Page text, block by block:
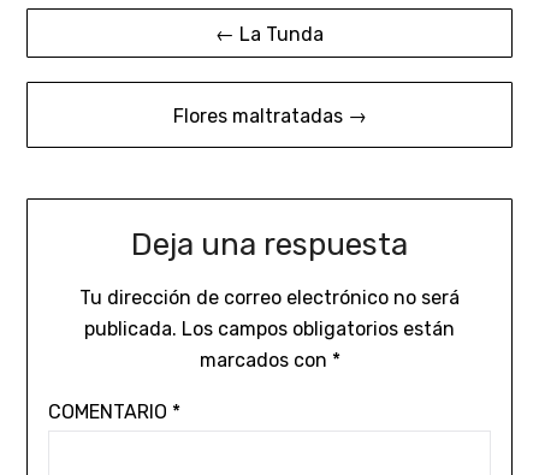
Navegación
de
← La Tunda
Flores maltratadas →
Deja una respuesta
Tu dirección de correo electrónico no será
publicada. Los campos obligatorios están
marcados con *
COMENTARIO *